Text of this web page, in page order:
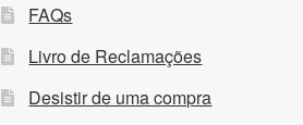
FAQs
Livro de Reclamações
Desistir de uma compra